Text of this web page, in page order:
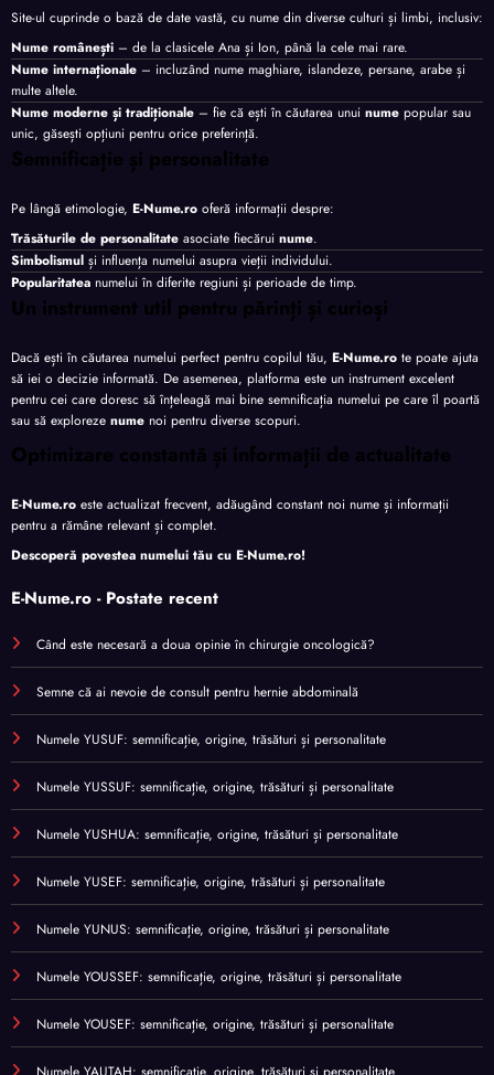
Site-ul cuprinde o bază de date vastă, cu nume din diverse culturi și limbi, inclusiv:
Nume românești – de la clasicele Ana și Ion, până la cele mai rare.
Nume internaționale – incluzând nume maghiare, islandeze, persane, arabe și
multe altele.
Nume moderne și tradiționale – fie că ești în căutarea unui nume popular sau
unic, găsești opțiuni pentru orice preferință.
Semnificație și personalitate
Pe lângă etimologie, E-Nume.ro oferă informații despre:
Trăsăturile de personalitate asociate fiecărui nume.
Simbolismul și influența numelui asupra vieții individului.
Popularitatea numelui în diferite regiuni și perioade de timp.
Un instrument util pentru părinți și curioși
Dacă ești în căutarea numelui perfect pentru copilul tău, E-Nume.ro te poate ajuta
să iei o decizie informată. De asemenea, platforma este un instrument excelent
pentru cei care doresc să înțeleagă mai bine semnificația numelui pe care îl poartă
sau să exploreze nume noi pentru diverse scopuri.
Optimizare constantă și informații de actualitate
E-Nume.ro este actualizat frecvent, adăugând constant noi nume și informații
pentru a rămâne relevant și complet.
Descoperă povestea numelui tău cu E-Nume.ro!
E-Nume.ro - Postate recent
Când este necesară a doua opinie în chirurgie oncologică?
Semne că ai nevoie de consult pentru hernie abdominală
Numele YUSUF: semnificație, origine, trăsături și personalitate
Numele YUSSUF: semnificație, origine, trăsături și personalitate
Numele YUSHUA: semnificație, origine, trăsături și personalitate
Numele YUSEF: semnificație, origine, trăsături și personalitate
Numele YUNUS: semnificație, origine, trăsături și personalitate
Numele YOUSSEF: semnificație, origine, trăsături și personalitate
Numele YOUSEF: semnificație, origine, trăsături și personalitate